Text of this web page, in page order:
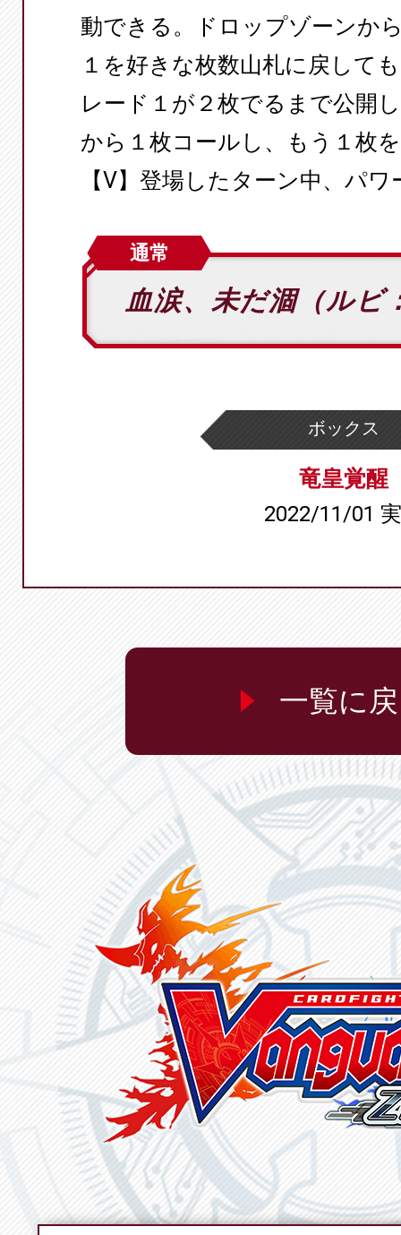
動できる。ドロップゾーンか
１を好きな枚数山札に戻して
レード１が２枚でるまで公開
から１枚コールし、もう１枚
【V】登場したターン中、パワ
通常
血涙、未だ涸（ルビ
ボックス
竜皇覚醒
2022/11/01
一覧に